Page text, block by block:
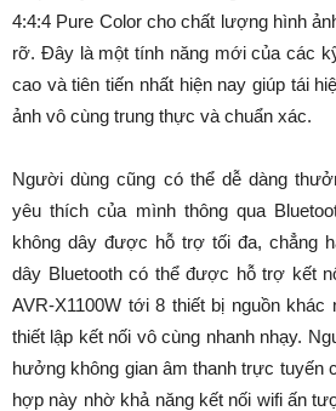
4:4:4 Pure Color cho chất lượng hình
rỡ. Đây là một tính năng mới của các
cao và tiên tiến nhất hiện nay giúp tái
ảnh vô cùng trung thực và chuẩn xác.
Người dùng cũng có thể dễ dàng
yêu thích của mình thông qua
không dây được hỗ trợ tối đa, chẳng
dây Bluetooth có thể được hỗ trợ kết
AVR-X1100W tới 8 thiết bị nguồn khác
thiết lập kết nối vô cùng nhanh nhạy.
hưởng không gian âm thanh trực tuyến
hợp này nhờ khả năng kết nối wifi ấn